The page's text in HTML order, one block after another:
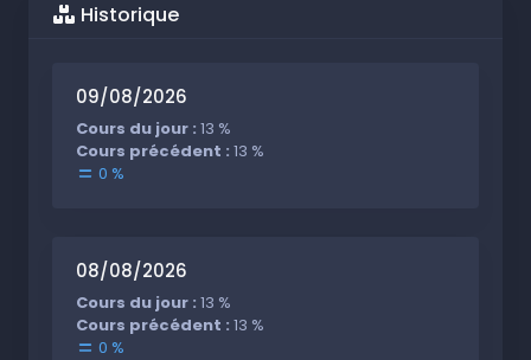
Historique
09/08/2026
Cours du jour : 13 %
Cours précédent : 13 %
0 %
08/08/2026
Cours du jour : 13 %
Cours précédent : 13 %
0 %